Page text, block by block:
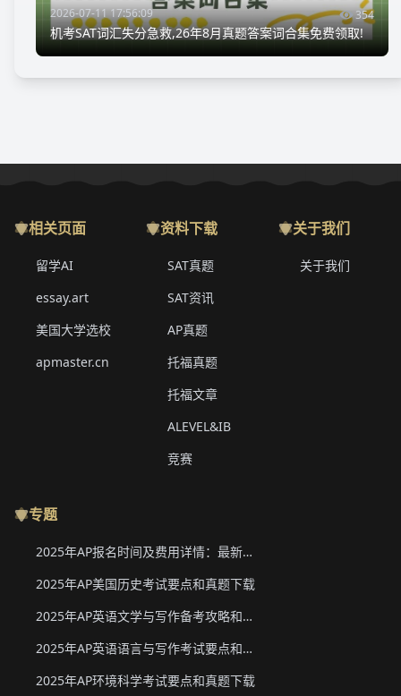
2026-07-11 17:56:09 354
机考SAT词汇失分急救,26年8月真题答案词合集免费领取!
相关页面
留学AI
essay.art
美国大学选校
apmaster.cn
资料下载
SAT真题
SAT资讯
AP真题
托福真题
托福文章
ALEVEL&IB
竞赛
关于我们
关于我们
专题
2025年AP报名时间及费用详情：最新香港、韩国、新加坡二轮报名信息
2025年AP美国历史考试要点和真题下载
2025年AP英语文学与写作备考攻略和真题下载
2025年AP英语语言与写作考试要点和真题下载
2025年AP环境科学考试要点和真题下载